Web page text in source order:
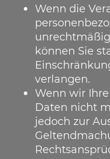
Wenn die
können Sie
verlangen.
Wenn wir
Daten nicht
jedoch zur